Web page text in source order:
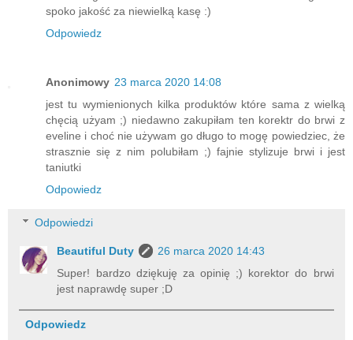
spoko jakość za niewielką kasę :)
Odpowiedz
Anonimowy 23 marca 2020 14:08
jest tu wymienionych kilka produktów które sama z wielką
chęcią użyam ;) niedawno zakupiłam ten korektr do brwi z
eveline i choć nie używam go długo to mogę powiedziec, że
strasznie się z nim polubiłam ;) fajnie stylizuje brwi i jest
taniutki
Odpowiedz
Odpowiedzi
Beautiful Duty
26 marca 2020 14:43
Super! bardzo dziękuję za opinię ;) korektor do brwi
jest naprawdę super ;D
Odpowiedz